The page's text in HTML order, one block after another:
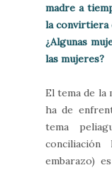
madre a
la convirtiera
¿Algunas
las mujeres?
El tema de la
ha de
tema
embarazo)